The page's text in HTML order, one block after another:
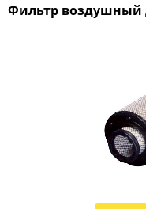
Фильтр воздушный